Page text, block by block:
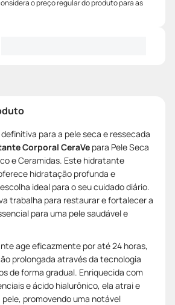
o preço regular do produto para as
para a pele seca e ressecada
Corporal CeraVe para Pele Seca
e Ceramidas. Este hidratante
hidratação profunda e
ideal para o seu cuidado diário.
trabalha para restaurar e fortalecer a
para uma pele saudável e
age eficazmente por até 24 horas,
prolongada através da tecnologia
de forma gradual. Enriquecida com
e ácido hialurônico, ela atrai e
promovendo uma notável